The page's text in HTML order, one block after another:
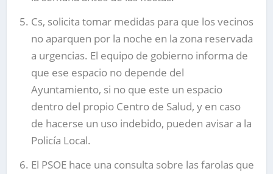
Cs, solicita tomar medidas para que los vecinos
no aparquen por la noche en la zona reservada
a urgencias. El equipo de gobierno informa de
que ese espacio no depende del
Ayuntamiento, si no que este un espacio
dentro del propio Centro de Salud, y en caso
de hacerse un uso indebido, pueden avisar a la
Policía Local.
El PSOE hace una consulta sobre las farolas que